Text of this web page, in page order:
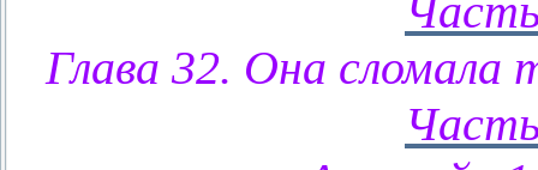
Глава 32. Она сломала